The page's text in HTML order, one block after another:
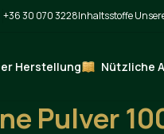
+36 30 070 3228Inhaltsstoffe
Herstellung Nützliche
Pulver